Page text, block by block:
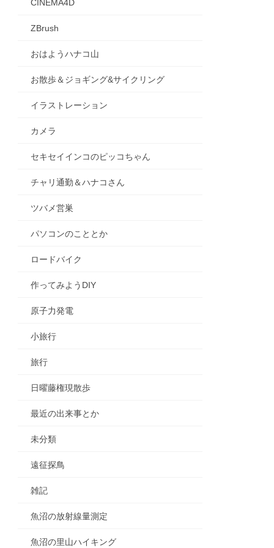
CINEMA4D
ZBrush
おはようハナコ山
お散歩＆ジョギング&サイクリング
イラストレーション
カメラ
セキセイインコのピッコちゃん
チャリ通勤＆ハナコさん
ツバメ営巣
パソコンのこととか
ロードバイク
作ってみようDIY
原子力発電
小旅行
旅行
日曜藤権現散歩
最近の出来事とか
未分類
遠征探鳥
雑記
魚沼の放射線量測定
魚沼の里山ハイキング